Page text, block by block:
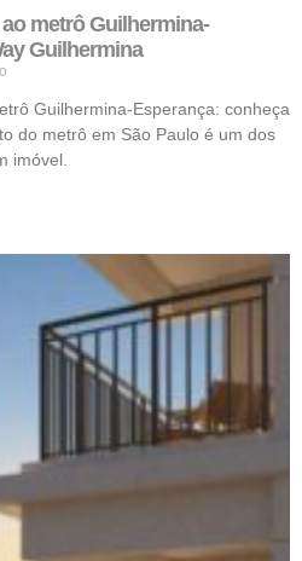
metrô Guilhermina-
Guilhermina
Guilhermina-Esperança: conheça
do metrô em São Paulo é um dos
imóvel.